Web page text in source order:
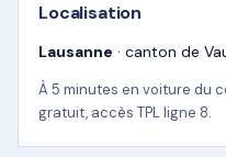
Localisation
Lausanne · canton de
À 5 minutes en voiture du
gratuit, accès TPL ligne 8.